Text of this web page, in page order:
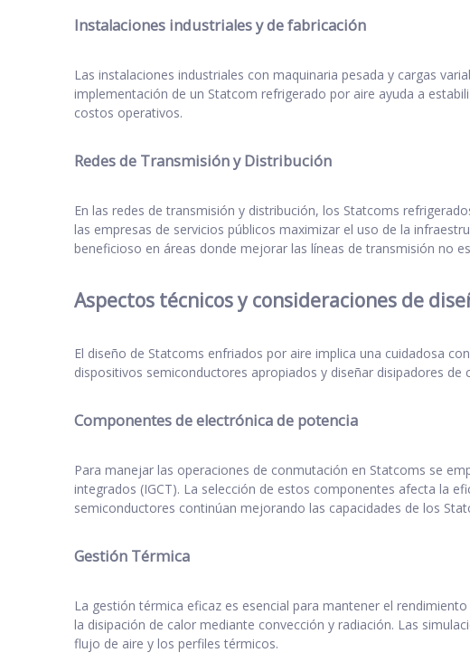
Instalaciones industriales y de fabricación
Las instalaciones industriales con maquinaria pesada y cargas
implementación de un Statcom refrigerado por aire ayuda a
costos operativos.
Redes de Transmisión y Distribución
En las redes de transmisión y distribución, los Statcoms
las empresas de servicios públicos maximizar el uso de la
beneficioso en áreas donde mejorar las líneas de transmisión no
Aspectos técnicos y consideraciones de
El diseño de Statcoms enfriados por aire implica una cuidadosa
dispositivos semiconductores apropiados y diseñar disipadores
Componentes de electrónica de potencia
Para manejar las operaciones de conmutación en Statcoms se
integrados (IGCT). La selección de estos componentes afecta la
semiconductores continúan mejorando las capacidades de los
Gestión Térmica
La gestión térmica eficaz es esencial para mantener el
la disipación de calor mediante convección y radiación. Las
flujo de aire y los perfiles térmicos.